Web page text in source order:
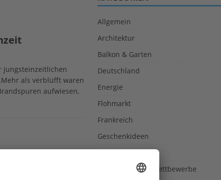
Das große
jungsteinzeitlichen
als verblüfft waren
aufwiesen,
Allgemein
Architektur
Balkon & Garten
Deutschland
Energie
Flohmarkt
Frankreich
Geschenkideen
Gewinnspiele & Wettbewerbe